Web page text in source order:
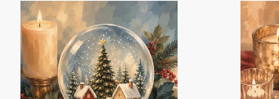
Diamond
Painting
Bola
nieve
Diamond
Painting
Tronco
Navidad